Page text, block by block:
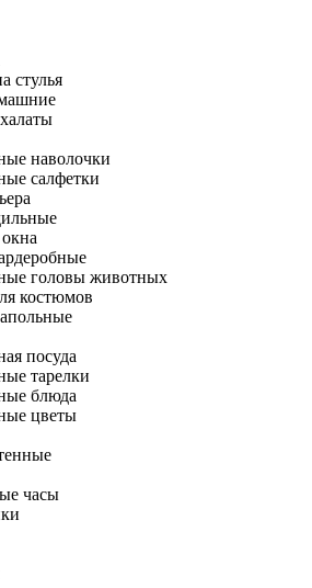
стулья
наволочки
салфетки
головы животных
костюмов
посуда
тарелки
блюда
цветы
часы